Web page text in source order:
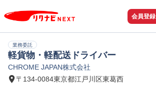
会員登録
業務委託
軽貨物・軽配送ドライバー
CHROME JAPAN株式会社
〒134-0084東京都江戸川区東葛西